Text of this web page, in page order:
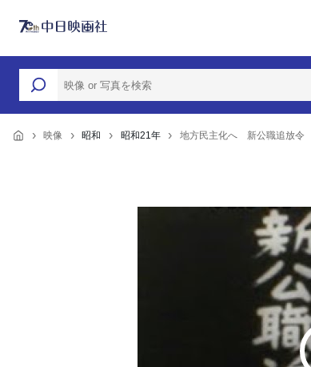
映像 昭和 昭和21年 地方民主化へ 新公職追放令